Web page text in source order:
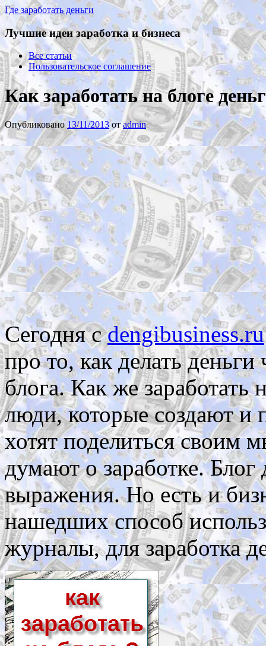
Где заработать деньги
Лучшие идеи заработка и бизнеса
Все статьи
Пользовательское соглашение
Как заработать на блоге
Опубликовано13/11/2013 отadmin
Сегодня сdengibusiness.ru
про то, как делать
блога. Как же
люди, которые создают и
хотят поделиться
думают о заработке. Блог
выражения. Но есть и
нашедших способ
журналы, для заработка